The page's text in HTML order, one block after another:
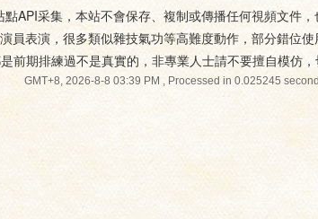
API采集，本站不會保存、複制或傳播任何視頻文件
表演，很多類似雜技氣功等高難度動作，部分錯位
前期排練過不是真實的，非專業人士請不要擅自模仿
GMT+8, 2026-8-8 03:39 PM, Processed in 0.025245